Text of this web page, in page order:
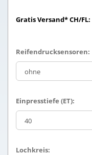
Gratis Versand* CH/FL:
Reifendrucksensoren:
Einpresstiefe (ET):
Lochkreis: